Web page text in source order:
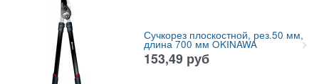
Сучкорез плоскостной, рез.50 мм,
длина 700 мм OKINAWA
153,49 руб